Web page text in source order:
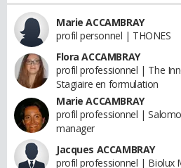
Marie ACCAMBRAY
profil personnel | THONES
Flora ACCAMBRAY
profil professionnel | The
Stagiaire en formulation
Marie ACCAMBRAY
profil professionnel |
manager
Jacques ACCAMBRAY
profil professionnel | Biolux